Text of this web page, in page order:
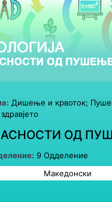
Дишење и крвоток;
ОД
9 Одделение
Македонски